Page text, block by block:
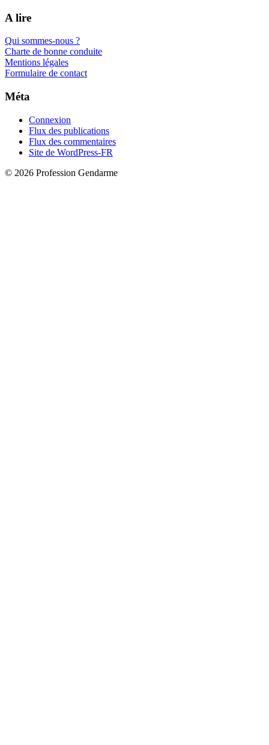
A lire
Qui sommes-nous ?
Charte de bonne conduite
Mentions légales
Formulaire de contact
Méta
Connexion
Flux des publications
Flux des commentaires
Site de WordPress-FR
© 2026 Profession Gendarme